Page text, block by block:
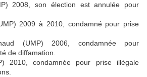
2008, son élection est annulée pour
2009 à 2010, condamné pour prise
(UMP) 2006, condamnée pour
de diffamation.
2010, condamnée pour prise illégale